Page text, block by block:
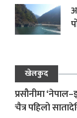
खेलकुद
प्रसौनीमा
चैत्र पहिलो